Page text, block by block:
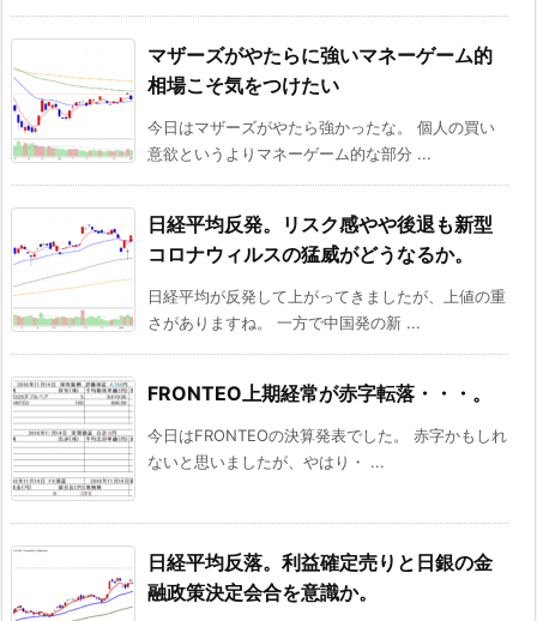
マザーズがやたらに強いマネーゲーム的
相場こそ気をつけたい
今日はマザーズがやたら強かったな。 個人の買い
意欲というよりマネーゲーム的な部分 ...
日経平均反発。リスク感やや後退も新型
コロナウィルスの猛威がどうなるか。
日経平均が反発して上がってきましたが、上値の重
さがありますね。 一方で中国発の新 ...
FRONTEO上期経常が赤字転落・・・。
今日はFRONTEOの決算発表でした。 赤字かもしれ
ないと思いましたが、やはり・ ...
日経平均反落。利益確定売りと日銀の金
融政策決定会合を意識か。